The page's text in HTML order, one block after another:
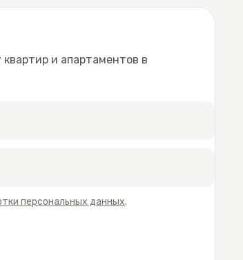
и апартаментов в
персональных данных.